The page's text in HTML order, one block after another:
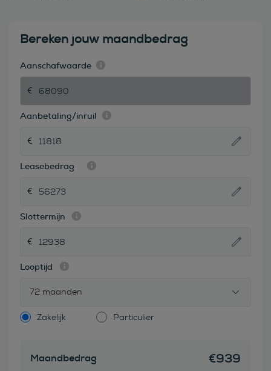
Bereken jouw maandbedrag
Aanschafwaarde
Aanbetaling/inruil
Leasebedrag
Slottermijn
Looptijd
72 maanden
Zakelijk Particulier
Maandbedrag €939